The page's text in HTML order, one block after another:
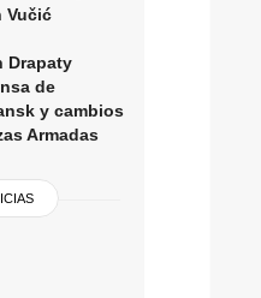
Vučić
Drapaty
de
y cambios
Armadas